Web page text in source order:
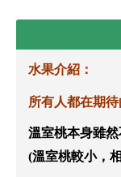
水果介紹：
所有人都在期
溫室桃本身雖然
(溫室桃較小，